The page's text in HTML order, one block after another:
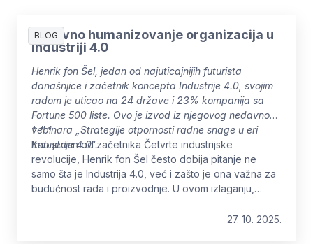
BLOG
Ponovno humanizovanje organizacija u
industriji 4.0
Henrik fon Šel, jedan od najuticajnijih futurista
današnjice i začetnik koncepta Industrije 4.0, svojim
radom je uticao na 24 države i 23% kompanija sa
Fortune 500 liste. Ovo je izvod iz njegovog nedavnog
vebinara „Strategije otpornosti radne snage u eri
Industrije 4.0“.
* * *
Kao jedan od začetnika Četvrte industrijske
revolucije, Henrik fon Šel često dobija pitanje ne
samo šta je Industrija 4.0, već i zašto je ona važna za
budućnost rada i proizvodnje. U ovom izlaganju,
transformacije – aspekt koji se često zanemaruje27. 10. 2025.